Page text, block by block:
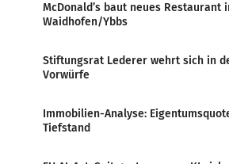
McDonald’s baut neues Restaurant
Waidhofen/Ybbs
Stiftungsrat Lederer wehrt sich in
Vorwürfe
Immobilien-Analyse:
Tiefstand